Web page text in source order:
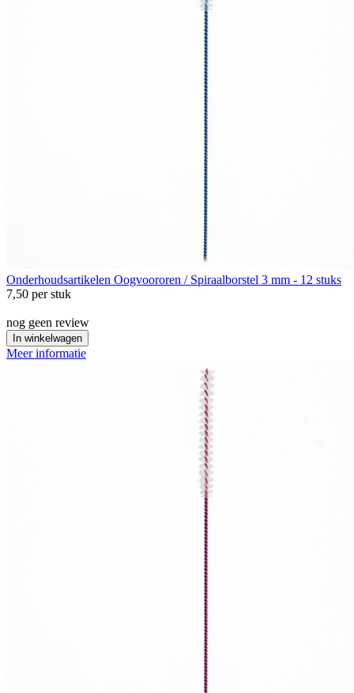
Onderhoudsartikelen Oogvoororen / Spiraalborstel 3 mm - 12 stuks
7,50 per stuk
nog geen review
In winkelwagen
Meer informatie